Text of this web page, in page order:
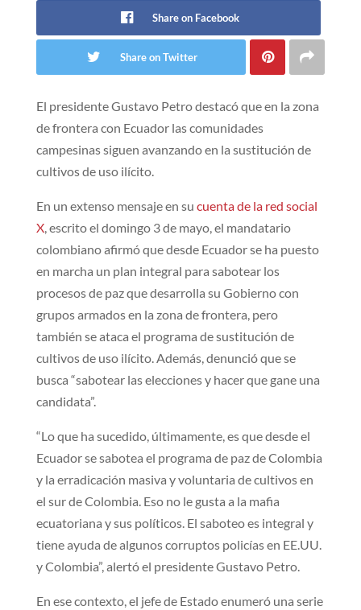
Share on Facebook
Share on Twitter
El presidente Gustavo Petro destacó que en la zona
de frontera con Ecuador las comunidades
campesinas siguen avanzando en la sustitución de
cultivos de uso ilícito.​
​En un extenso mensaje en su cuenta de la red social
X​​, escrito el domingo 3 de mayo, el mandatario
colombiano afirmó que desde Ecuador se ha puesto
en marcha un plan integral para sabotear los
procesos de paz que desarrolla su Gobierno con
grupos armados en la zona de frontera, pero
también se ataca el programa de sustitución de
cultivos de uso ilícito. Además, denunció que se
busca “sabotear las elecciones y hacer que gane una
candidata”.
“Lo que ha sucedido, últimamente, es que desde el
Ecuador se sabotea el programa de paz de Colombia
y la erradicación masiva y voluntaria de cultivos en
el sur de Colombia. Eso no le gusta a la mafia
ecuatoriana y sus políticos. El saboteo es integral y
tiene ayuda de algunos corruptos policías en EE.UU.
y Colombia”, alertó el presidente Gustavo Petro.
En ese contexto, el jefe de Estado enumeró una serie